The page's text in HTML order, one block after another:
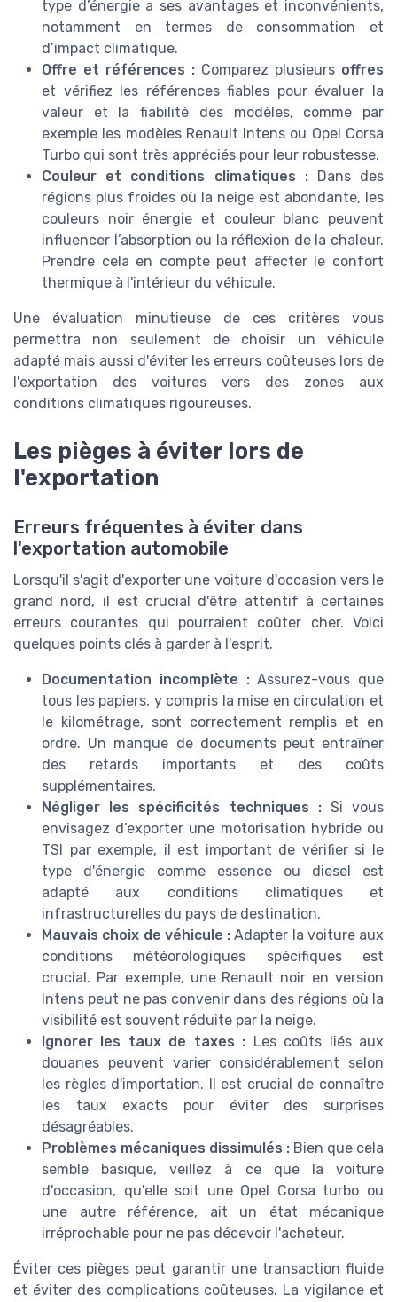
type d’énergie a ses avantages et inconvénients,
notamment en termes de consommation et
d’impact climatique.
Offre et références : Comparez plusieurs offres
et vérifiez les références fiables pour évaluer la
valeur et la fiabilité des modèles, comme par
exemple les modèles Renault Intens ou Opel Corsa
Turbo qui sont très appréciés pour leur robustesse.
Couleur et conditions climatiques :Dans des
régions plus froides où la neige est abondante, les
couleurs noir énergie et couleur blanc peuvent
influencer l’absorption ou la réflexion de la chaleur.
Prendre cela en compte peut affecter le confort
thermique à l'intérieur du véhicule.
Une évaluation minutieuse de ces critères vous
permettra non seulement de choisir un véhicule
adapté mais aussi d'éviter les erreurs coûteuses lors de
l'exportation des voitures vers des zones aux
conditions climatiques rigoureuses.
Les pièges à éviter lors de
l'exportation
Erreurs fréquentes à éviter dans
l'exportation automobile
Lorsqu'il s'agit d'exporter une voiture d'occasion vers le
grand nord, il est crucial d'être attentif à certaines
erreurs courantes qui pourraient coûter cher. Voici
quelques points clés à garder à l'esprit.
Documentation incomplète :Assurez-vous que
tous les papiers, y compris la mise en circulation et
le kilométrage, sont correctement remplis et en
ordre. Un manque de documents peut entraîner
des retards importants et des coûts
supplémentaires.
Négliger les spécificités techniques :Si vous
envisagez d’exporter une motorisation hybride ou
TSI par exemple, il est important de vérifier si le
type d'énergie comme essence ou diesel est
adapté aux conditions climatiques et
infrastructurelles du pays de destination.
Mauvais choix de véhicule : Adapter la voiture aux
conditions météorologiques spécifiques est
crucial. Par exemple, une Renault noir en version
Intens peut ne pas convenir dans des régions où la
visibilité est souvent réduite par la neige.
Ignorer les taux de taxes : Les coûts liés aux
douanes peuvent varier considérablement selon
les règles d'importation. Il est crucial de connaître
les taux exacts pour éviter des surprises
désagréables.
Problèmes mécaniques dissimulés : Bien que cela
semble basique, veillez à ce que la voiture
d'occasion, qu'elle soit une Opel Corsa turbo ou
une autre référence, ait un état mécanique
irréprochable pour ne pas décevoir l'acheteur.
Éviter ces pièges peut garantir une transaction fluide
et éviter des complications coûteuses. La vigilance et